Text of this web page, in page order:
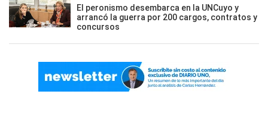
El peronismo desembarca en la UNCuyo y
arrancó la guerra por 200 cargos, contratos y
concursos